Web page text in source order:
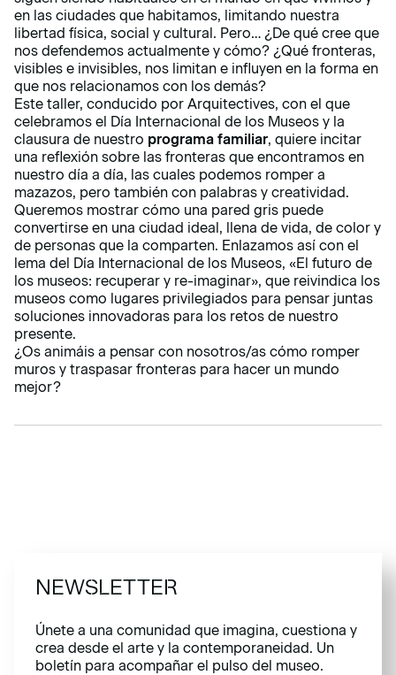
en las ciudades que habitamos, limitando nuestra
libertad física, social y cultural. Pero… ¿De qué cree que
nos defendemos actualmente y cómo? ¿Qué fronteras,
visibles e invisibles, nos limitan e influyen en la forma en
que nos relacionamos con los demás?
Este taller, conducido por Arquitectives, con el que
celebramos el Día Internacional de los Museos y la
clausura de nuestro programa familiar, quiere incitar
una reflexión sobre las fronteras que encontramos en
nuestro día a día, las cuales podemos romper a
mazazos, pero también con palabras y creatividad.
Queremos mostrar cómo una pared gris puede
convertirse en una ciudad ideal, llena de vida, de color y
de personas que la comparten. Enlazamos así con el
lema del Día Internacional de los Museos, «El futuro de
los museos: recuperar y re-imaginar», que reivindica los
museos como lugares privilegiados para pensar juntas
soluciones innovadoras para los retos de nuestro
presente.
¿Os animáis a pensar con nosotros/as cómo romper
muros y traspasar fronteras para hacer un mundo
mejor?
NEWSLETTER
Únete a una comunidad que imagina, cuestiona y
crea desde el arte y la contemporaneidad. Un
boletín para acompañar el pulso del museo.